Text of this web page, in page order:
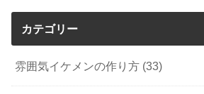
カテゴリー
雰囲気イケメンの作り方 (33)